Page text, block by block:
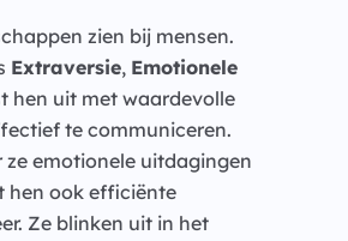
zien bij mensen.
Extraversie, Emotionele
hen uit met waardevolle
te communiceren.
emotionele uitdagingen
hen ook efficiënte
Ze blinken uit in het